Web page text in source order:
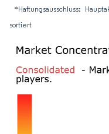
*Haftungsausschluss:
sortiert